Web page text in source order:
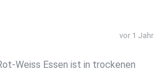
vor 1 Jahr
Weiss Essen ist in trockenen